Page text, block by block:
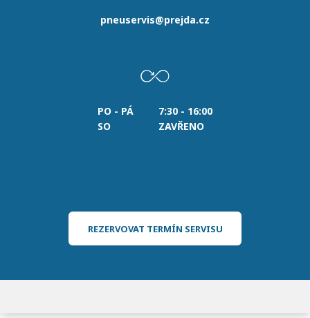
pneuservis@prejda.cz
PO - PÁ
7:30 - 16:00
SO
ZAVŘENO
REZERVOVAT TERMÍN SERVISU